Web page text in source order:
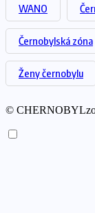
WANO
Černobylská zóna
Ženy černobylu
©